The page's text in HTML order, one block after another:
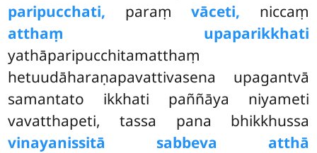
paripucchati, paraṃvāceti, niccaṃ
atthaṃ upaparikkhati
yathāparipucchitamatthaṃ
hetuudāharaṇapavattivasena upagantvā
samantato ikkhati paññāya niyameti
vavatthapeti, tassa pana bhikkhussa
vinayanissitā sabbeva atthā